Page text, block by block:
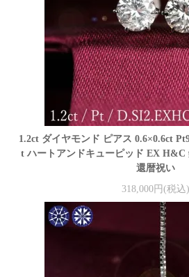
1.2ct ダイヤモンド ピアス 0.6×0.6ct
t ハートアンドキューピッド EX H&C
還暦祝い
318,000円(税込)